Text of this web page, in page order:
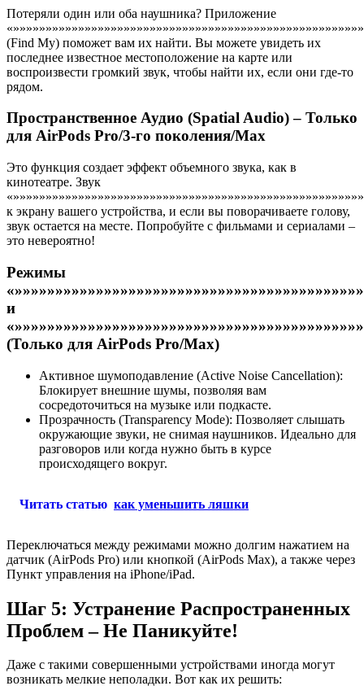
Потеряли один или оба наушника? Приложение
(Find My) поможет вам их найти. Вы можете увидеть их
последнее известное местоположение на карте или
воспроизвести громкий звук, чтобы найти их, если они где-то
рядом.
Пространственное Аудио (Spatial Audio) – Только
для AirPods Pro/3-го поколения/Max
Это функция создает эффект объемного звука, как в
кинотеатре. Звук
к экрану вашего устройства, и если вы поворачиваете голову,
звук остается на месте. Попробуйте с фильмами и сериалами –
это невероятно!
Режимы
и
(Только для AirPods Pro/Max)
Активное шумоподавление (Active Noise Cancellation):
Блокирует внешние шумы, позволяя вам
сосредоточиться на музыке или подкасте.
Прозрачность (Transparency Mode): Позволяет слышать
окружающие звуки, не снимая наушников. Идеально для
разговоров или когда нужно быть в курсе
происходящего вокруг.
Читать статью как уменьшить ляшки
Переключаться между режимами можно долгим нажатием на
датчик (AirPods Pro) или кнопкой (AirPods Max), а также через
Пункт управления на iPhone/iPad.
Шаг 5: Устранение Распространенных
Проблем – Не Паникуйте!
Даже с такими совершенными устройствами иногда могут
возникать мелкие неполадки. Вот как их решить: